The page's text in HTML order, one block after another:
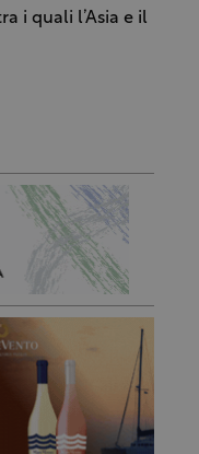
i quali l’Asia e il